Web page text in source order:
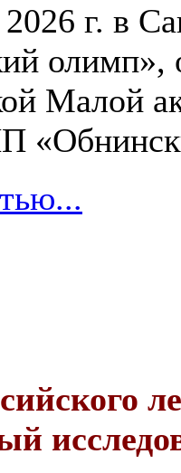
г. в
олимп»,
Малой